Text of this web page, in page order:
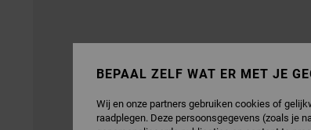
BEPAAL ZELF WAT ER MET JE
Wij en onze partners gebruiken cookies of
raadplegen. Deze persoonsgegevens (zoals je